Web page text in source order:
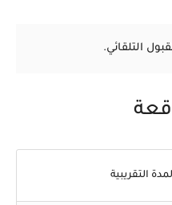
التلقائي.
التقريبية